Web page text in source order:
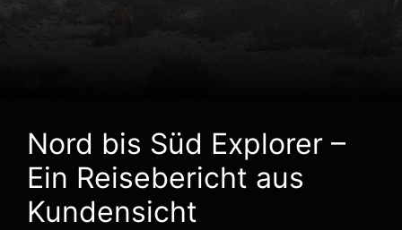
Nord bis Süd Explorer –
Ein Reisebericht aus
Kundensicht